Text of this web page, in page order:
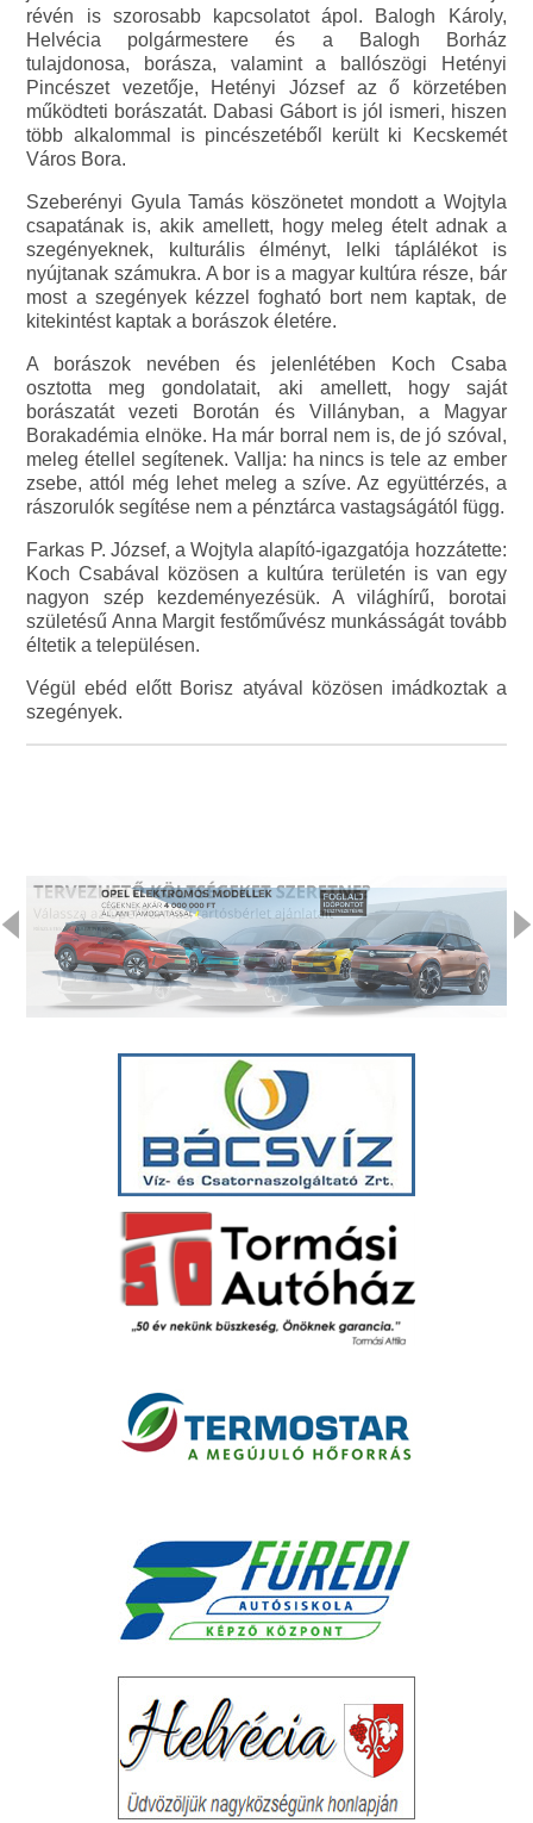
révén is szorosabb kapcsolatot ápol. Balogh Károly,
Helvécia polgármestere és a Balogh Borház
tulajdonosa, borásza, valamint a ballószögi Hetényi
Pincészet vezetője, Hetényi József az ő körzetében
működteti borászatát. Dabasi Gábort is jól ismeri, hiszen
több alkalommal is pincészetéből került ki Kecskemét
Város Bora.
Szeberényi Gyula Tamás köszönetet mondott a Wojtyla
csapatának is, akik amellett, hogy meleg ételt adnak a
szegényeknek, kulturális élményt, lelki táplálékot is
nyújtanak számukra. A bor is a magyar kultúra része, bár
most a szegények kézzel fogható bort nem kaptak, de
kitekintést kaptak a borászok életére.
A borászok nevében és jelenlétében Koch Csaba
osztotta meg gondolatait, aki amellett, hogy saját
borászatát vezeti Borotán és Villányban, a Magyar
Borakadémia elnöke. Ha már borral nem is, de jó szóval,
meleg étellel segítenek. Vallja: ha nincs is tele az ember
zsebe, attól még lehet meleg a szíve. Az együttérzés, a
rászorulók segítése nem a pénztárca vastagságától függ.
Farkas P. József, a Wojtyla alapító-igazgatója hozzátette:
Koch Csabával közösen a kultúra területén is van egy
nagyon szép kezdeményezésük. A világhírű, borotai
születésű Anna Margit festőművész munkásságát tovább
éltetik a településen.
Végül ebéd előtt Borisz atyával közösen imádkoztak a
szegények.